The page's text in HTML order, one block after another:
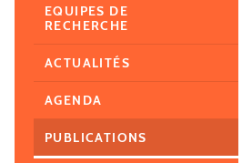
EQUIPES DE
RECHERCHE
ACTUALITÉS
AGENDA
PUBLICATIONS